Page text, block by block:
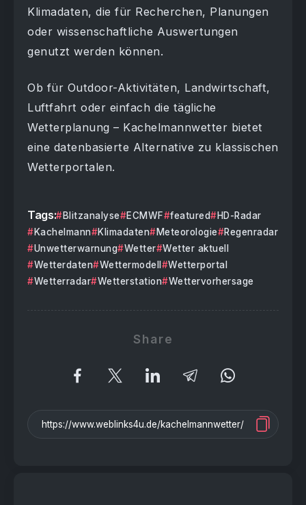
Klimadaten, die für Recherchen, Planungen
oder wissenschaftliche Auswertungen
genutzt werden können.
Ob für Outdoor-Aktivitäten, Landwirtschaft,
Luftfahrt oder einfach die tägliche
Wetterplanung – Kachelmannwetter bietet
eine datenbasierte Alternative zu klassischen
Wetterportalen.
Tags: Blitzanalyse ECMWF featured
HD-Radar
Kachelmann
Klimadaten Meteorologie
Regenradar
Unwetterwarnung
Wetter
Wetter aktuell
Wetterdaten
Wettermodell
Wetterportal
Wetterradar
Wetterstation Wettervorhersage
Share